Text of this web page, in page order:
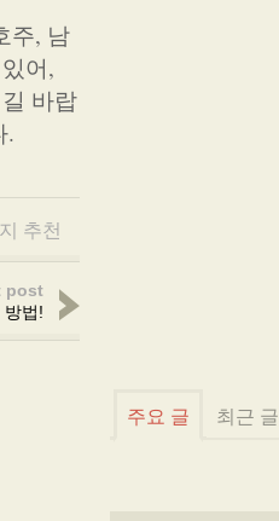
주, 남
어,
바랍
.
추천
post
방법!
주요 글 최근 글